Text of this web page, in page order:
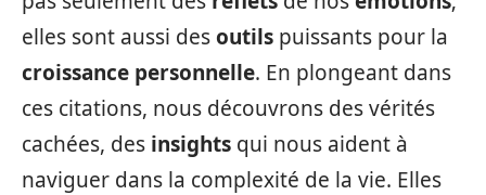
elles sont aussi desoutils puissants pour la
croissance personnelle. En plongeant dans
ces citations, nous découvrons des vérités
cachées, des insights qui nous aident à
naviguer dans la complexité de la vie. Elles